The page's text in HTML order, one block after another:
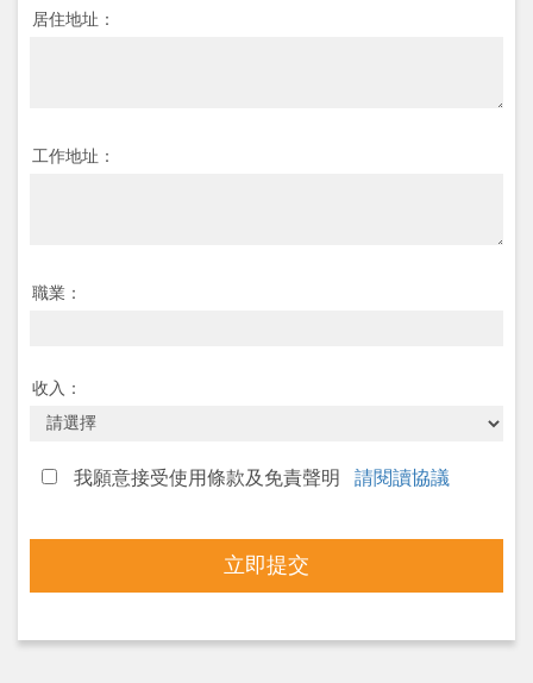
居住地址：
工作地址：
職業：
收入：
我願意接受使用條款及免責聲明 請閱讀協議